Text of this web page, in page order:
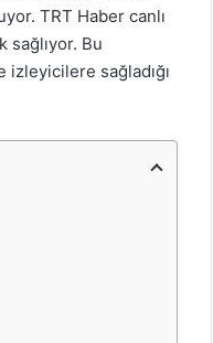
TRT Haber canlı
sağlıyor. Bu
izleyicilere sağladığı